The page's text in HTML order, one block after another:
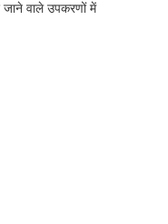
जाने वाले उपकरणों में